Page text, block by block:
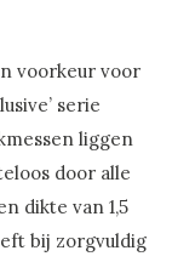
voorkeur voor
serie
liggen
door alle
dikte van 1,5
bij zorgvuldig